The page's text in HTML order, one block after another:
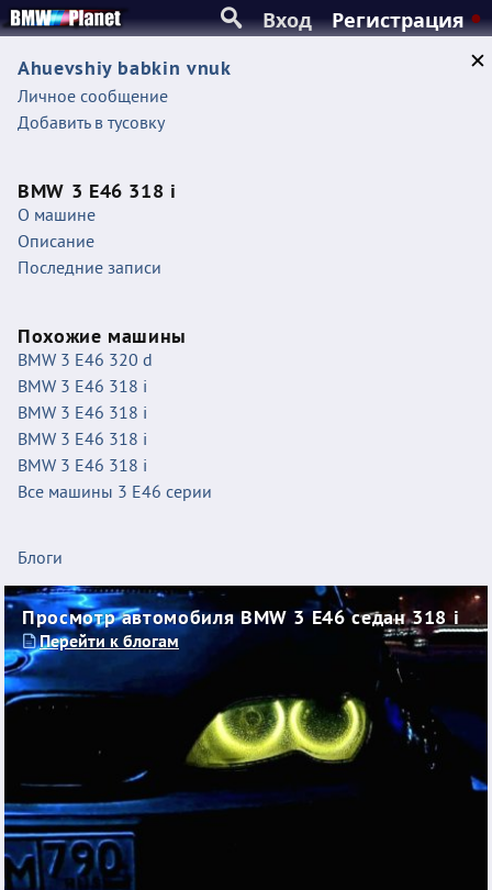
Вход Регистрация
Ahuevshiy babkin vnuk
Личное сообщение
Добавить в тусовку
BMW 3 E46 318 i
О машине
Описание
Последние записи
Похожие машины
BMW 3 E46 320 d
BMW 3 E46 318 i
BMW 3 E46 318 i
BMW 3 E46 318 i
BMW 3 E46 318 i
Все машины 3 E46 серии
Блоги
Просмотр автомобиля BMW 3 E46 седан 318 i
Перейти к блогам